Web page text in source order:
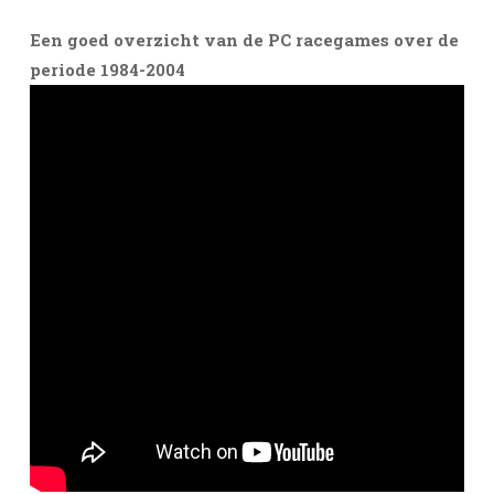
Een goed overzicht van de PC racegames over de
periode 1984-2004